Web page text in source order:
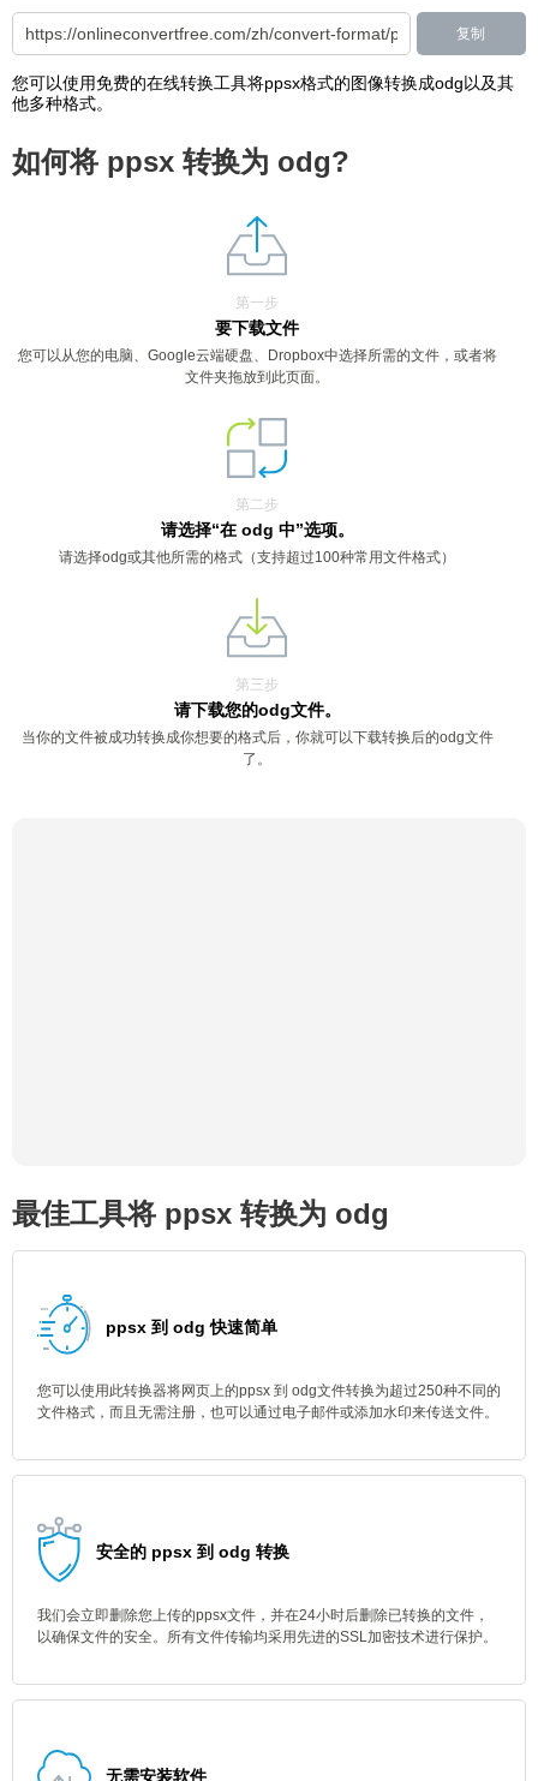
复制
您可以使用免费的在线转换工具将ppsx格式的图像转换成odg以及其
他多种格式。
如何将 ppsx 转换为 odg?
第一步
要下载文件
您可以从您的电脑、Google云端硬盘、Dropbox中选择所需的文件，或者将
文件夹拖放到此页面。
第二步
请选择“在 odg 中”选项。
请选择odg或其他所需的格式（支持超过100种常用文件格式）
第三步
请下载您的odg文件。
当你的文件被成功转换成你想要的格式后，你就可以下载转换后的odg文件
了。
最佳工具将 ppsx 转换为 odg
ppsx 到 odg 快速简单
您可以使用此转换器将网页上的ppsx 到 odg文件转换为超过250种不同的
文件格式，而且无需注册，也可以通过电子邮件或添加水印来传送文件。
安全的 ppsx 到 odg 转换
我们会立即删除您上传的ppsx文件，并在24小时后删除已转换的文件，
以确保文件的安全。所有文件传输均采用先进的SSL加密技术进行保护。
无需安装软件